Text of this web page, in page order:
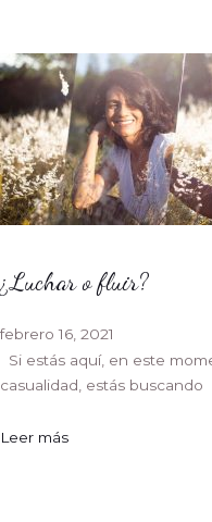
¿Luchar o fluir?
febrero 16, 2021
Si estás aquí, en este
casualidad, estás buscando
Leer más